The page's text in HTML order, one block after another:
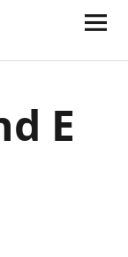
E